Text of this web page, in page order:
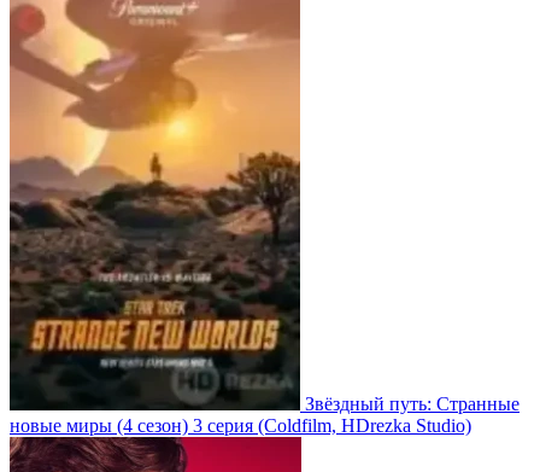
Звёздный путь: Странные
новые миры (4 сезон) 3 серия (Coldfilm, HDrezka Studio)